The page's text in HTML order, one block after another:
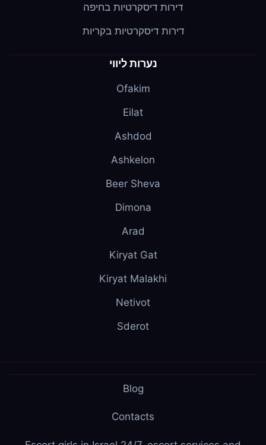
דירות דיסקרטיות בחיפה
דירות דיסקרטיות בקריות
נערות ליווי
Ofakim
Eilat
Ashdod
Ashkelon
Beer Sheva
Dimona
Arad
Kiryat Gat
Kiryat Malakhi
Netivot
Sderot
Blog
Contacts